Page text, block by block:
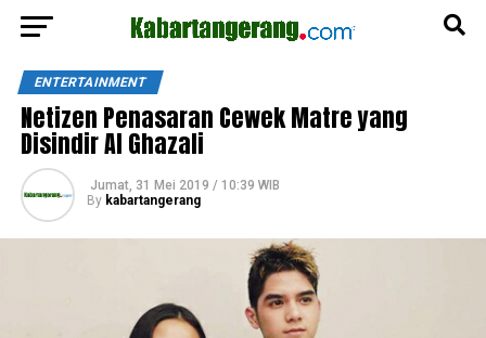
ENTERTAINMENT
Netizen Penasaran Cewek Matre yang
Disindir Al Ghazali
Jumat, 31 Mei 2019 / 10:39 WIB
By kabartangerang